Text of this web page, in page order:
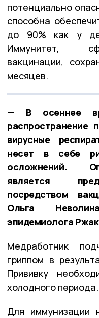
потенциально
способна
до 90% как у
Иммунитет,
вакцинации,
месяцев.
— В осеннее
распространение
вирусные
несет в себе
осложнений.
является
посредством
Ольга
эпидемиолога
Медработник
гриппом в
Прививку
холодного периода.
Для иммунизации